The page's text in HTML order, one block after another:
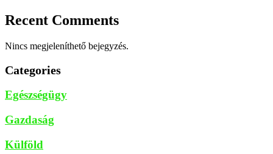
Recent Comments
Nincs megjeleníthető bejegyzés.
Categories
Egészségügy
Gazdaság
Külföld